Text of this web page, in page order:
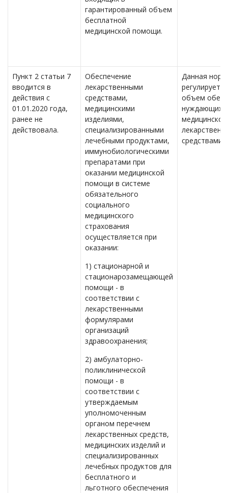
гарантированный объем
бесплатной
медицинской помощи.
Пункт 2 статьи 7
вводится в
действия с
01.01.2020 года,
ранее не
действовала.
Обеспечение
лекарственными
средствами,
медицинскими
изделиями,
специализированными
лечебными продуктами,
иммунобиологическими
препаратами при
оказании медицинской
помощи в системе
обязательного
социального
медицинского
страхования
осуществляется при
оказании:
1) стационарной и
стационарозамещающей
помощи - в
соответствии с
лекарственными
формулярами
организаций
здравоохранения;
2) амбулаторно-
поликлинической
помощи - в
соответствии с
утверждаемым
уполномоченным
органом перечнем
лекарственных средств,
медицинских изделий и
специализированных
лечебных продуктов для
бесплатного и
льготного обеспечения
Данная
регулирует
объем
средствами.